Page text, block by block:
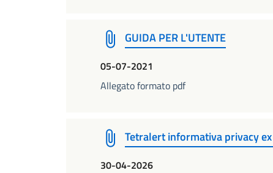
GUIDA PER L'UTENTE
05-07-2021
Allegato formato pdf
Tetralert informativa privacy ex
30-04-2026